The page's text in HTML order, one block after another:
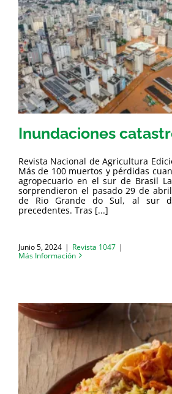
Inundaciones
Revista Nacional de Agricultura
Más de 100 muertos y pérdidas
agropecuario en el sur de Brasil
sorprendieron el pasado 29 de
de Rio Grande do Sul, al sur
precedentes. Tras [...]
Junio 5, 2024 | Revista 1047 |
Más Información